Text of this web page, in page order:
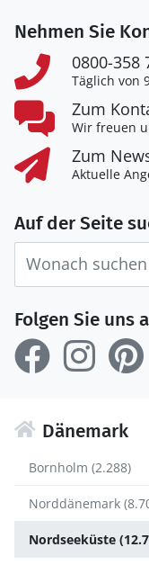
Nehmen Sie
0800-358
Täglich von
Zum
Wir freuen
Zum
Aktuelle
Auf der Seite
Folgen Sie uns
Dänemark
Bornholm (2.288)
Norddänemark
Nordseeküste